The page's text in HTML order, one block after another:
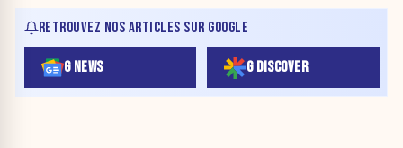
RETROUVEZ NOS ARTICLES SUR GOOGLE
G NEWS G DISCOVER